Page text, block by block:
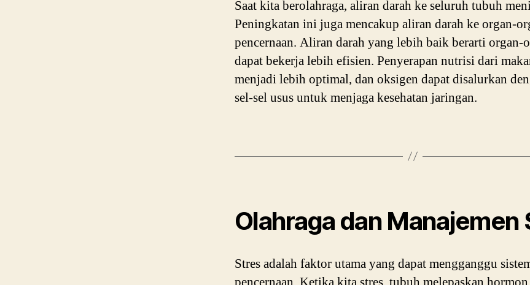
Saat kita berolahraga, aliran darah ke seluruh tubuh
Peningkatan ini juga mencakup aliran darah ke organ-
pencernaan. Aliran darah yang lebih baik berarti organ-
dapat bekerja lebih efisien. Penyerapan nutrisi dari
menjadi lebih optimal, dan oksigen dapat disalurkan
sel-sel usus untuk menjaga kesehatan jaringan.
Olahraga dan Manajemen
Stres adalah faktor utama yang dapat mengganggu